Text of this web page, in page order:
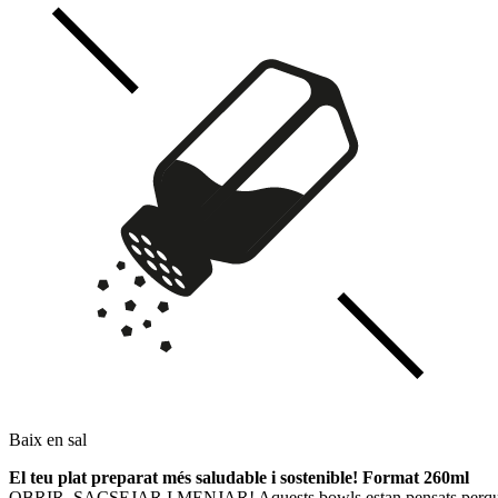
Baix en sal
El teu plat preparat més saludable i sostenible! Format 260ml